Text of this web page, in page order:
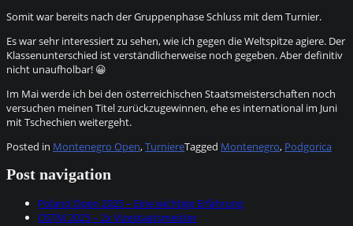
Somit war bereits nach der Gruppenphase Schluss mit dem Turnier.
Es war sehr interessiert zu sehen, wie ich gegen die Weltspitze agiere. Der
Klassenunterschied ist verständlicherweise noch gegeben. Aber definitiv
nicht unaufholbar! 😀
Im Mai werde ich bei den österreichischen Staatsmeisterschaften noch
versuchen meinen Titel zurückzugewinnen, ehe es international im Juni
mit Tschechien weitergeht.
Posted in Montenegro Open,TurniereTagged Montenegro, Podgorica
Post navigation
Poland Open 2025 – Eine wichtige Erfahrung
ÖSTM 2025 – 2x Vizestaatsmeister